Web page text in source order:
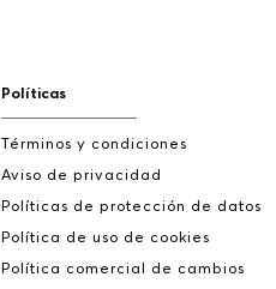
Políticas
Términos y condiciones
Aviso de privacidad
Políticas de protección de datos
Política de uso de cookies
Política comercial de cambios